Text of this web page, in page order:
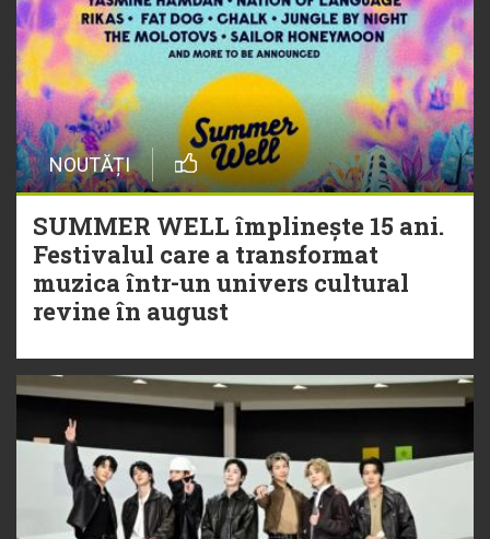
NOUTĂȚI
SUMMER WELL împlinește 15 ani.
Festivalul care a transformat
muzica într-un univers cultural
revine în august